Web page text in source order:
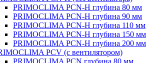
PRIMOCLIMA PCN-H глубина 80 мм
PRIMOCLIMA PCN-H глубина 90 мм
PRIMOCLIMA PCN-H глубина 110 мм
PRIMOCLIMA PCN-H глубина 150 мм
PRIMOCLIMA PCN-H глубина 200 мм
PCV (c вентилятором)
PRIMOCLIMA PCN глубина 80 мм